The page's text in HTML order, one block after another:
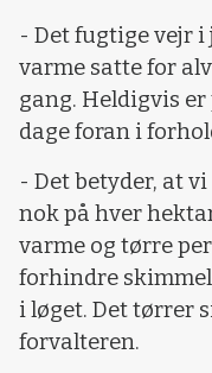
- Det fugtige vejr
varme satte for
gang. Heldigvis
dage foran i
- Det betyder, at
nok på hver
varme og tørre
forhindre
i løget. Det tørrer
forvalteren.